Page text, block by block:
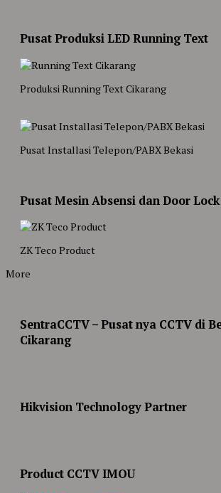
Pusat Produksi LED Running Text
Produksi Running Text Cikarang
Pusat Installasi Telepon/PABX Bekasi
Pusat Mesin Absensi dan Door
ZK Teco Product
More
SentraCCTV – Pusat nya CCTV di
Cikarang
Hikvision Technology Partner
Product CCTV IMOU